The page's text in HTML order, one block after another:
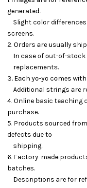
generated.
Slight color
screens.
2. Orders are usually
In case of out-of-stock
replacements.
3. Each yo-yo comes
Additional strings are
4. Online basic teaching
purchase.
5. Products sourced
defects due to
shipping.
6. Factory-made
batches.
Descriptions are for